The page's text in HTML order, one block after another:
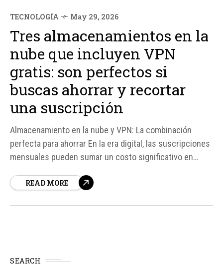
TECNOLOGÍA May 29, 2026
Tres almacenamientos en la
nube que incluyen VPN
gratis: son perfectos si
buscas ahorrar y recortar
una suscripción
Almacenamiento en la nube y VPN: La combinación
perfecta para ahorrar En la era digital, las suscripciones
mensuales pueden sumar un costo significativo en
Spotify, HBO Max y Apple TV, hasta herramientas de
READ MORE
SEARCH